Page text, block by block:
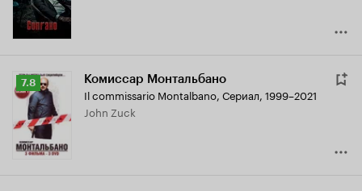
Рейтинг
Кинопоиска
7.8
7.8 Комиссар Монтальбано
Il commissario Montalbano, Сериал, 1999–2021
John Zuck